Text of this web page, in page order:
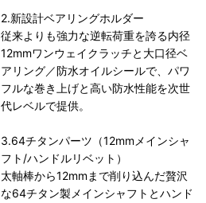
2.新設計ベアリングホルダー
従来よりも強力な逆転荷重を誇る内径
12mmワンウェイクラッチと大口径ベ
アリング／防水オイルシールで、パワ
フルな巻き上げと高い防水性能を次世
代レベルで提供。
3.64チタンパーツ（12mmメインシャ
フト/ハンドルリベット）
太軸棒から12mmまで削り込んだ贅沢
な64チタン製メインシャフトとハンド